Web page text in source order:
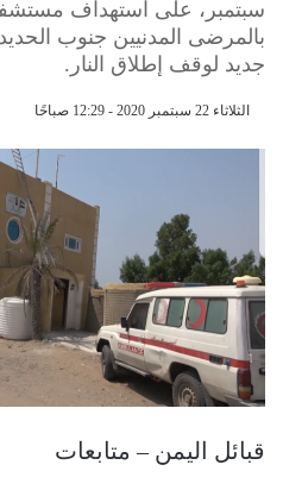
سبتمبر، على استهداف
بالمرضى المدنيين جنوب
جديد لوقف إطلاق النار.
الثلاثاء 22 سبتمبر 2020 - 12:29 صباحًا
قبائل اليمن – متابعات